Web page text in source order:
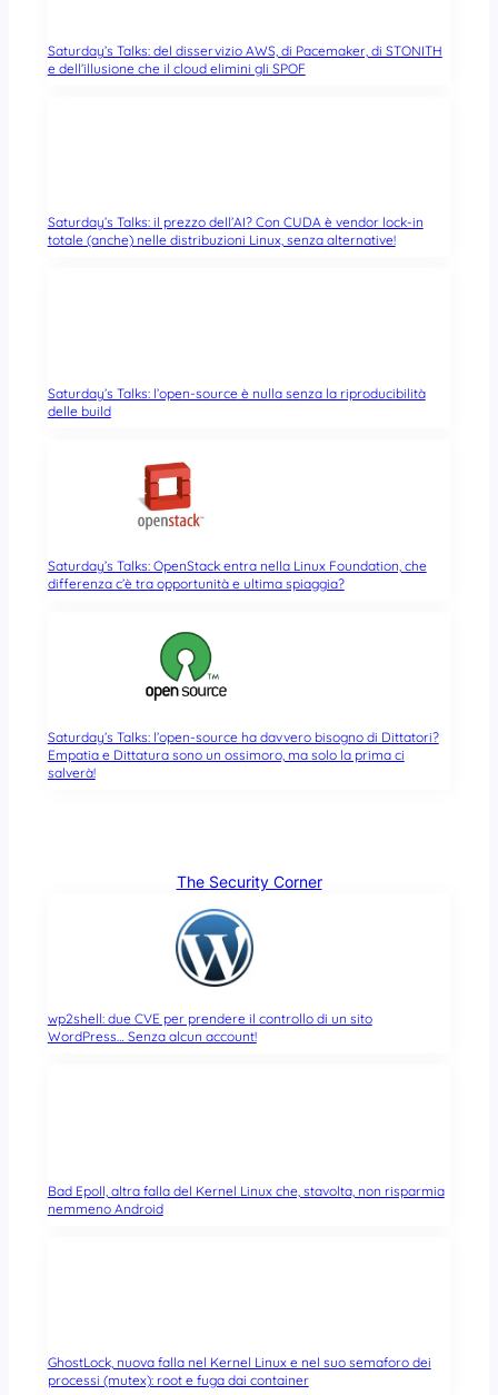
Saturday’s Talks: del disservizio AWS, di Pacemaker, di STONITH
e dell’illusione che il cloud elimini gli SPOF
Saturday’s Talks: il prezzo dell’AI? Con CUDA è vendor lock-in
totale (anche) nelle distribuzioni Linux, senza alternative!
Saturday’s Talks: l’open-source è nulla senza la riproducibilità
delle build
Saturday’s Talks: OpenStack entra nella Linux Foundation, che
differenza c’è tra opportunità e ultima spiaggia?
Saturday’s Talks: l’open-source ha davvero bisogno di Dittatori?
Empatia e Dittatura sono un ossimoro, ma solo la prima ci
salverà!
The Security Corner
wp2shell: due CVE per prendere il controllo di un sito
WordPress… Senza alcun account!
Bad Epoll, altra falla del Kernel Linux che, stavolta, non risparmia
nemmeno Android
GhostLock, nuova falla nel Kernel Linux e nel suo semaforo dei
processi (mutex): root e fuga dai container